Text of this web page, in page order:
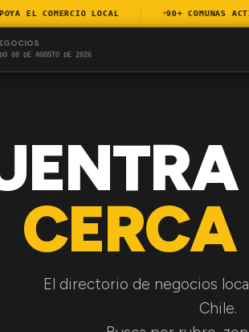
EL COMERCIO LOCAL 90+ COMUNAS
08 DE AGOSTO DE 2026
El directorio de negocios
Chile.